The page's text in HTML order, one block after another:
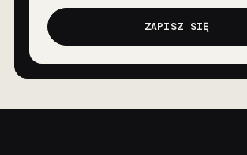
ZAPISZ SIĘ